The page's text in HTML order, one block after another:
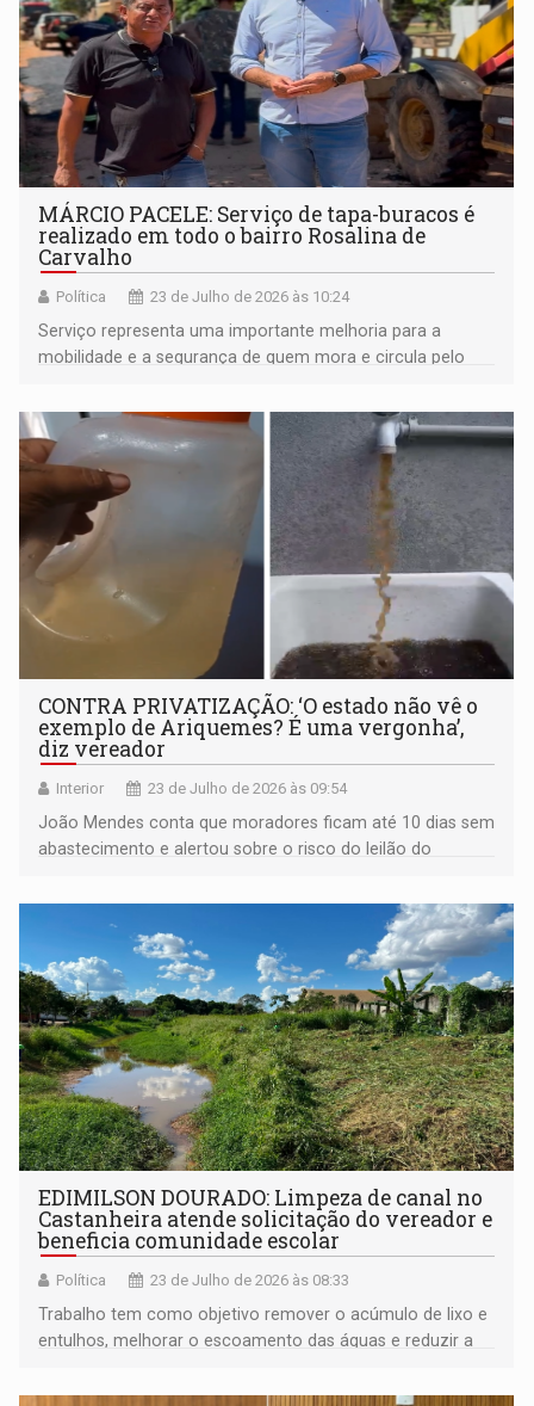
MÁRCIO PACELE: Serviço de tapa-buracos é
realizado em todo o bairro Rosalina de
Carvalho
Política 23 de Julho de 2026 às 10:24
Serviço representa uma importante melhoria para a
mobilidade e a segurança de quem mora e circula pelo
CONTRA PRIVATIZAÇÃO: ‘O estado não vê o
exemplo de Ariquemes? É uma vergonha’,
diz vereador
Interior 23 de Julho de 2026 às 09:54
João Mendes conta que moradores ficam até 10 dias sem
abastecimento e alertou sobre o risco do leilão do
cidades
EDIMILSON DOURADO: Limpeza de canal no
Castanheira atende solicitação do vereador e
beneficia comunidade escolar
Política 23 de Julho de 2026 às 08:33
Trabalho tem como objetivo remover o acúmulo de lixo e
entulhos, melhorar o escoamento das águas e reduzir a